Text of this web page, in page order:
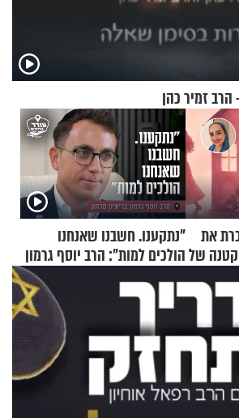
זמיר כהן
את
של
"נתקענו. חשבנו שאנחנו
הולכים למות": הרב יוסף גרמון
בריאיון מרתק